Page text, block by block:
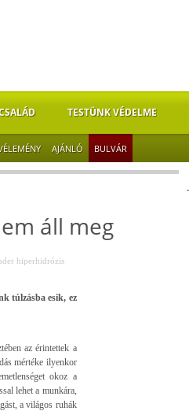
TESTÜNK VÉDELME
AJÁNLÓ BULVÁR
áll meg
hiperhidrózis
túlzásba esik, ez
az érintettek a
mértéke ilyenkor
okoz a
lehet a munkára,
a világos ruhák